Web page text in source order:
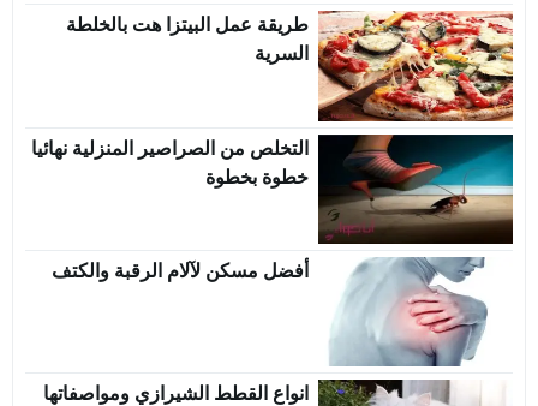
طريقة عمل البيتزا هت بالخلطة
السرية
التخلص من الصراصير المنزلية نهائيا
خطوة بخطوة
أفضل مسكن لآلام الرقبة والكتف
انواع القطط الشيرازي ومواصفاتها